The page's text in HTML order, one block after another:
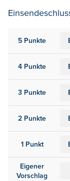
5 Punkte
4 Punkte
3 Punkte
2 Punkte
1 Punkt
Eigener
Vorschlag